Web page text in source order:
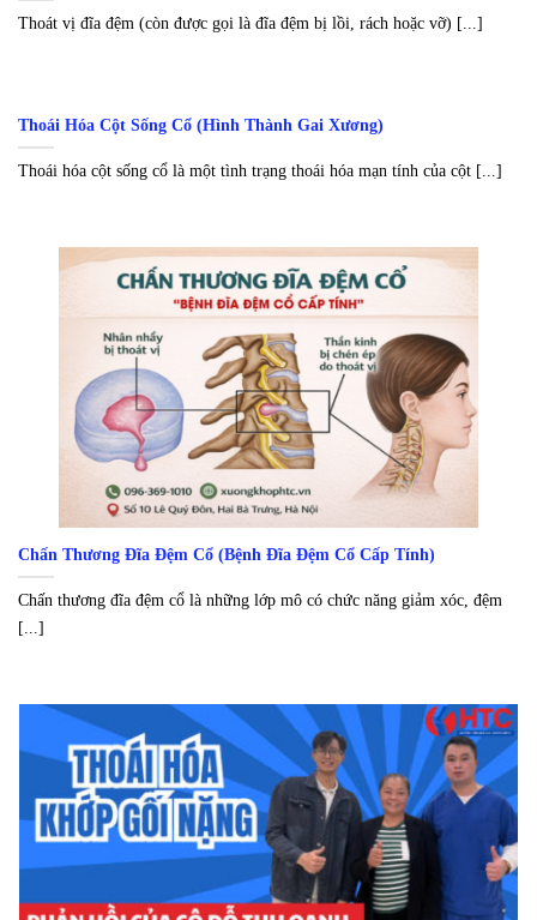
Thoát vị đĩa đệm (còn được gọi là đĩa đệm bị lồi, rách hoặc vỡ) [...]
Thoái Hóa Cột Sống Cổ (Hình Thành Gai Xương)
Thoái hóa cột sống cổ là một tình trạng thoái hóa mạn tính của cột [...]
Chấn Thương Đĩa Đệm Cổ (Bệnh Đĩa Đệm Cổ Cấp Tính)
Chấn thương đĩa đệm cổ là những lớp mô có chức năng giảm xóc, đệm
[...]